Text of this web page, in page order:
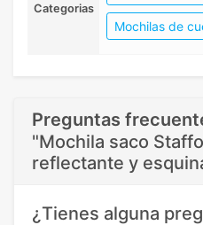
Categorias
Mochilas de
Preguntas
"Mochila saco
reflectante y
¿Tienes alguna